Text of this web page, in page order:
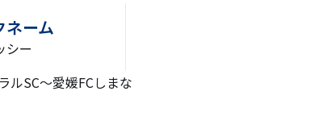
ネーム
シー
ルSC〜愛媛FCしまな